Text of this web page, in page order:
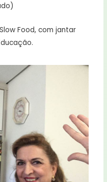
Food, com jantar